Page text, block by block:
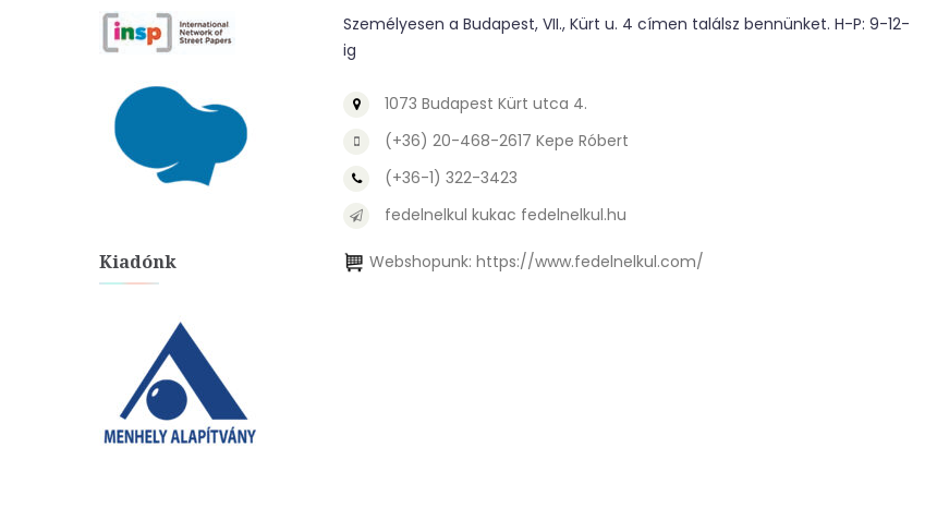
Kiadónk
Személyesen a Budapest, VII., Kürt u. 4 címen találsz bennünket. H-P: 9-12-
ig
1073 Budapest Kürt utca 4.
(+36) 20-468-2617 Kepe Róbert
(+36-1) 322-3423
fedelnelkul kukac fedelnelkul.hu
Webshopunk: https://www.fedelnelkul.com/